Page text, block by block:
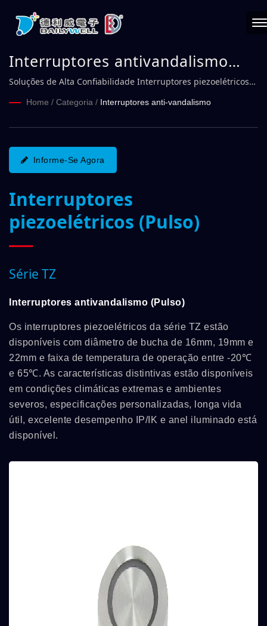
Interruptores antivandalismo
(Pulso) Série TZ | DAILYWELL
Soluções de Alta Confiabilidade Interruptores piezoelétricos
Home / Categoria / Interruptores anti-vandalismo
Informe-Se Agora
Interruptores
piezoelétricos (Pulso)
Série TZ
Interruptores antivandalismo (Pulso)
Os interruptores piezoelétricos da série TZ estão
disponíveis com diâmetro de bucha de 16mm, 19mm e
22mm e faixa de temperatura de operação entre -20℃
e 65℃. As características distintivas estão disponíveis
em condições climáticas extremas e ambientes
severos, especificações personalizadas, longa vida
útil, excelente desempenho IP/IK e anel iluminado está
disponível.